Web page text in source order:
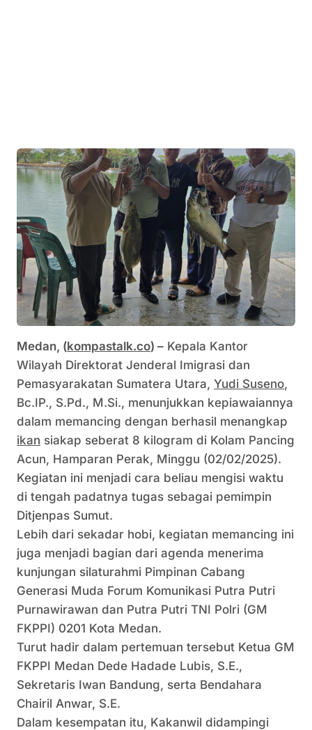
Medan, (kompastalk.co) – Kepala Kantor
Wilayah Direktorat Jenderal Imigrasi dan
Pemasyarakatan Sumatera Utara, Yudi Suseno,
Bc.IP., S.Pd., M.Si., menunjukkan kepiawaiannya
dalam memancing dengan berhasil menangkap
ikan siakap seberat 8 kilogram di Kolam Pancing
Acun, Hamparan Perak, Minggu (02/02/2025).
Kegiatan ini menjadi cara beliau mengisi waktu
di tengah padatnya tugas sebagai pemimpin
Ditjenpas Sumut.
Lebih dari sekadar hobi, kegiatan memancing ini
juga menjadi bagian dari agenda menerima
kunjungan silaturahmi Pimpinan Cabang
Generasi Muda Forum Komunikasi Putra Putri
Purnawirawan dan Putra Putri TNI Polri (GM
FKPPI) 0201 Kota Medan.
Turut hadir dalam pertemuan tersebut Ketua GM
FKPPI Medan Dede Hadade Lubis, S.E.,
Sekretaris Iwan Bandung, serta Bendahara
Chairil Anwar, S.E.
Dalam kesempatan itu, Kakanwil didampingi